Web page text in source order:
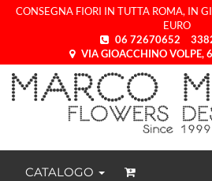
CONSEGNA FIORI IN TUTTA ROMA, IN
EURO
06 72670652
VIA GIOACCHINO VOLPE,
CATALOGO